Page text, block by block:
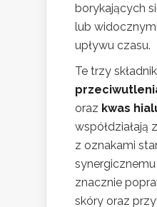
borykających
lub
upływu czasu.
Te trzy
oraz kwas
współdziałają
z oznakami
synergicznemu
znacznie
skóry oraz